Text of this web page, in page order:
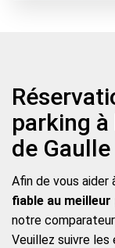
parking à
de Gaulle
Afin de vous aider
fiable au meilleur
notre
Veuillez suivre